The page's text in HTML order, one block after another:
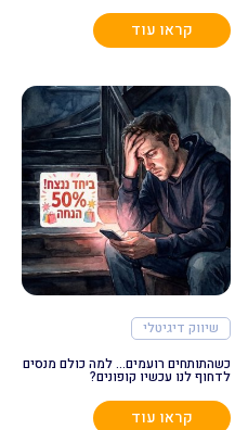
קראו עוד
שיווק דיגיטלי
כשהתותחים רועמים… למה כולם מנסים
לדחוף לנו עכשיו קופונים?
קראו עוד